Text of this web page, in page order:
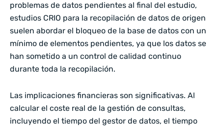
problemas de datos pendientes al final del estudio,
estudios CRIO para la recopilación de datos de origen
suelen abordar el bloqueo de la base de datos con un
mínimo de elementos pendientes, ya que los datos se
han sometido a un control de calidad continuo
durante toda la recopilación.
Las implicaciones financieras son significativas. Al
calcular el coste real de la gestión de consultas,
incluyendo el tiempo del gestor de datos, el tiempo